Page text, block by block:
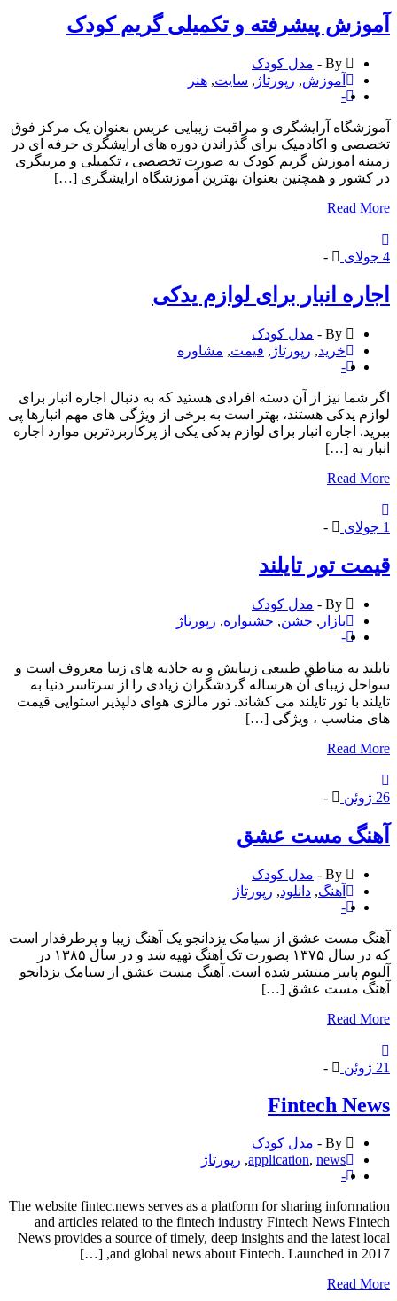
پیشرفته و تکمیلی گریم کودک
مدل کودک
آموزش, رپورتاژ,سایت,هنر
آرایشگری و مراقبت زیبایی عریس بعنوان یک مرکز فوق
و اکادمیک برای گذراندن دوره های ارایشگری حرفه ای در
اموزش گریم کودک به صورت تخصصی ، تکمیلی و مربیگری
و همچنین بعنوان بهترین آموزشگاه ارایشگری […]
Read
-
انبار برای لوازم یدکی
مدل کودک
خرید,رپورتاژ,قیمت,مشاوره
نیز از آن دسته افرادی هستید که به دنبال اجاره انبار برای
یدکی هستند، بهتر است به برخی از ویژگی ‌های مهم انبارها پی
اجاره انبار برای لوازم یدکی یکی از پرکاربردترین موارد اجاره
به […]
Read
-
تور تایلند
مدل کودک
بازار,جشن,جشنواره,رپورتاژ
به مناطق طبیعی زیبایش و به جاذبه های زیبا معروف است و
زیبای آن هرساله گردشگران زیادی را از سرتاسر دنیا به
با تور تایلند می کشاند. تور مالزی هوای دلپذیر استوایی قیمت
مناسب ، ویژگی […]
Read
-
مست عشق
مدل کودک
آهنگ ,دانلود, رپورتاژ
مست عشق از سیامک یزدانجو یک آهنگ زیبا و پرطرفدار است
که در سال ۱۳۷۵ بصورت تک آهنگ تهیه شد و در سال ۱۳۸۵ در
پاییز منتشر شده است. آهنگ مست عشق از سیامک یزدانجو
مست عشق […]
Read
-
Fintech
مدل کودک
application,news
,رپورتاژ
The website fintec.news serves as a platform for sharing
and articles related to the fintech industry Fintech News
News provides a source of timely, deep insights and the latest
and global news about Fintech. Launched in
Read